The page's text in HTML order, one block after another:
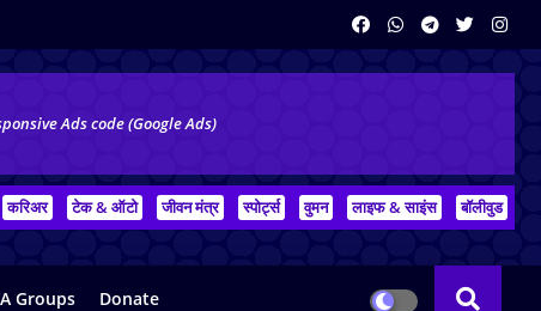
Ads code (Google Ads)
करिअर टेक & ऑटो जीवन मंत्र स्पोर्ट्स वुमन लाइफ & साइंस बॉलीवुड
Groups Donate